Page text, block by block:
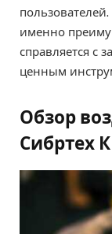
именно
справляется с
ценным
Обзор
Сибртех